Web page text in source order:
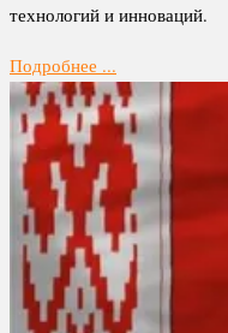
технологий и инноваций.
Подробнее ...